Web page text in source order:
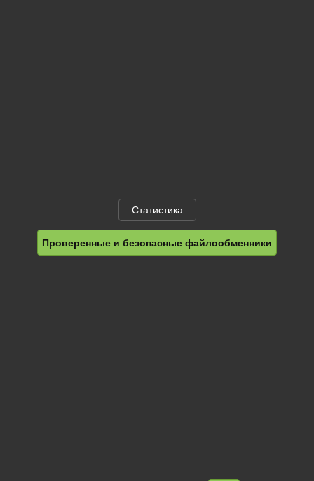
Статистика
Проверенные и безопасные файлообменники